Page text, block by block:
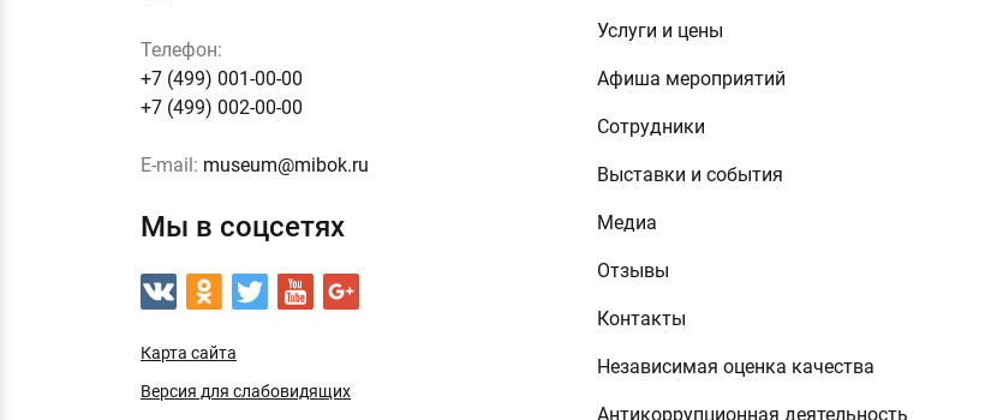
Телефон:
+7 (499) 001-00-00
+7 (499) 002-00-00
E-mail: museum@mibok.ru
Мы в соцсетях
Карта сайта
Версия для слабовидящих
Услуги и цены
Афиша мероприятий
Сотрудники
Выставки и события
Медиа
Отзывы
Контакты
Независимая оценка качества
Антикоррупционная деятельность